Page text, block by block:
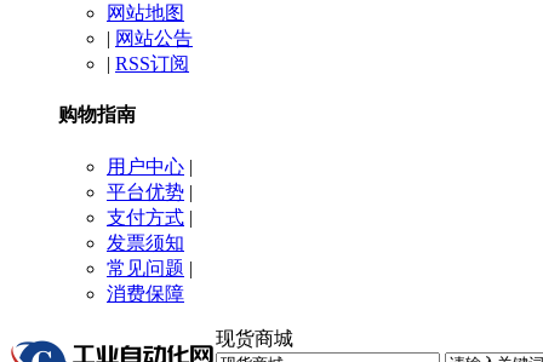
网站地图
| 网站公告
| RSS订阅
购物指南
用户中心 |
平台优势 |
支付方式 |
发票须知
常见问题 |
消费保障
现货商城